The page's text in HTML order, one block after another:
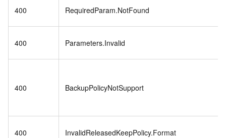
400 RequiredParam.NotFound
400 Parameters.Invalid
400 BackupPolicyNotSupport
400 InvalidReleasedKeepPolicy.Format